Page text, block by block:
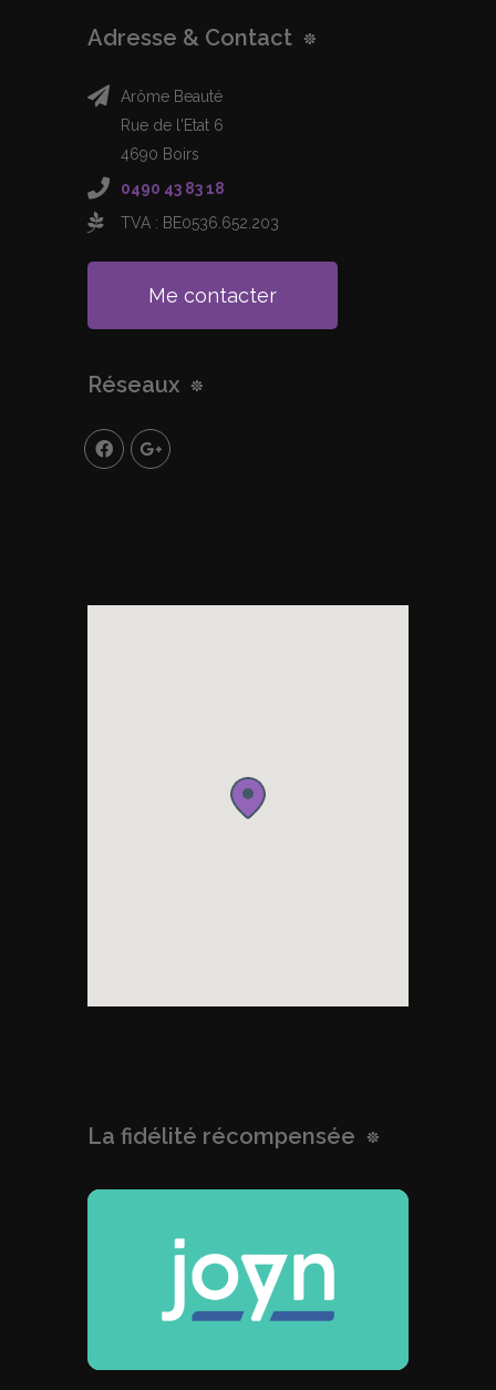
Adresse & Contact
Arôme Beauté
Rue de l'Etat 6
4690 Boirs
0490 43 83 18
TVA : BE0536.652.203
Me contacter
Réseaux
La fidélité récompensée